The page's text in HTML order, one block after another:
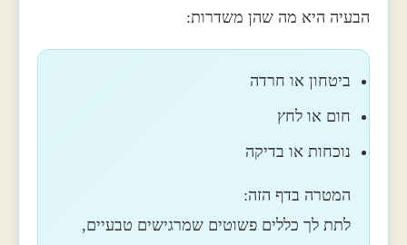
הבעיה היא מה שהן משדרות:
ביטחון או חרדה
חום או לחץ
נוכחות או בדיקה
המטרה בדף הזה:
לתת לך כללים פשוטים שמרגישים טבעיים,